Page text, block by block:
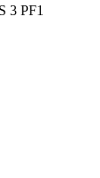
3 PF1